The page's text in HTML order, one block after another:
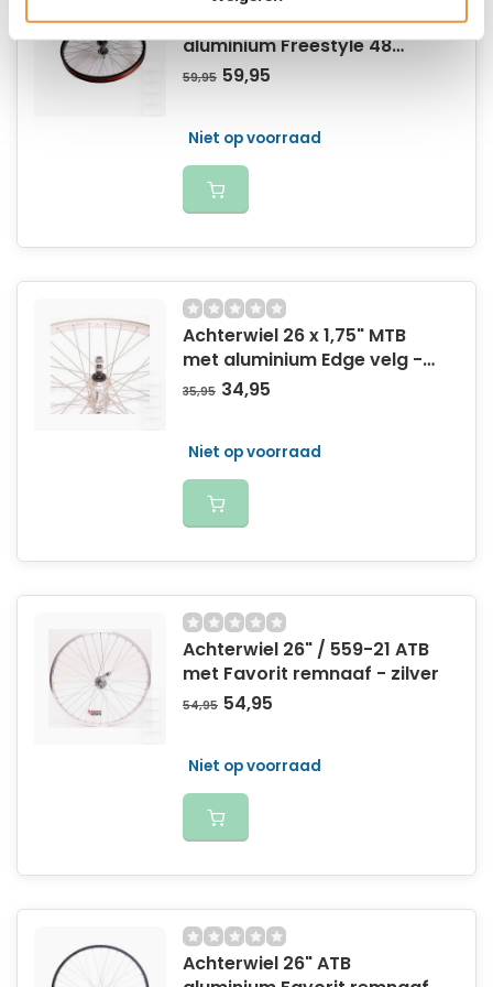
Achterwiel 20 x 1.75"
aluminium Freestyle 48
spaaks - zwart
59,95 59,95
Niet op voorraad
Achterwiel 26 x 1,75" MTB
met aluminium Edge velg -
aluminium freewheel naaf -
35,95 34,95
Niet op voorraad
Achterwiel 26" / 559-21 ATB
met Favorit remnaaf - zilver
54,95 54,95
Niet op voorraad
Achterwiel 26" ATB